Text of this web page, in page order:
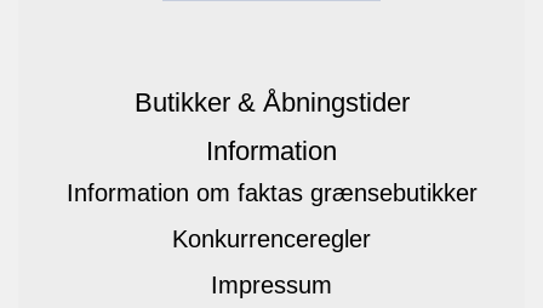
Butikker & Åbningstider
Information
Information om faktas grænsebutikker
Konkurrenceregler
Impressum